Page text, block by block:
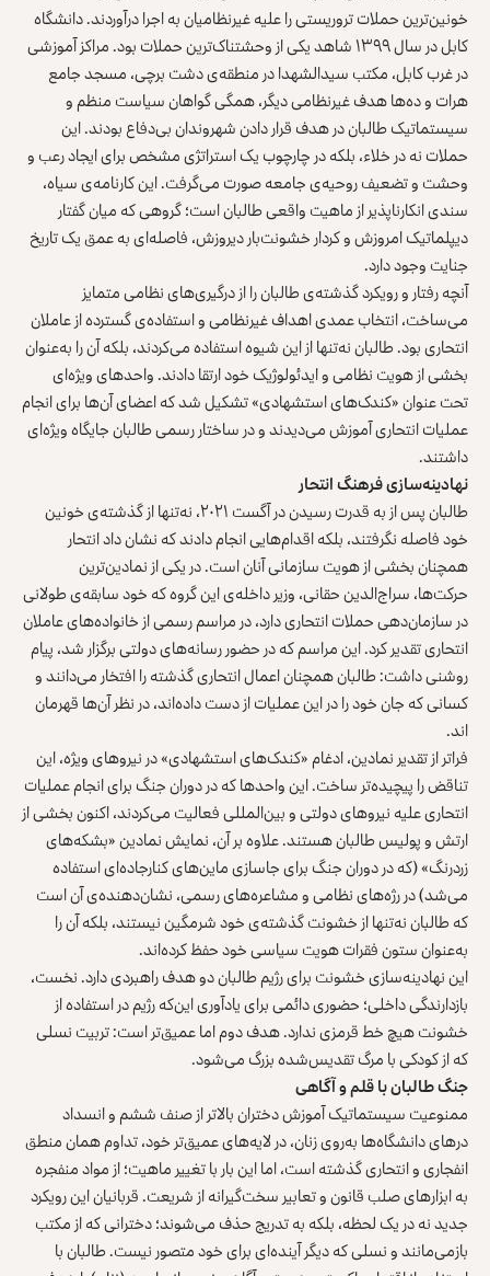
خونین‌ترین حملات تروریستی را علیه غیرنظامیان به اجرا درآوردند. دانشگاه
کابل در سال ۱۳۹۹ شاهد یکی از وحشتناک‌ترین حملات بود. مراکز آموزشی
در غرب کابل، مکتب سیدالشهدا در منطقه‌ی دشت برچی، مسجد جامع
هرات و ده‌ها هدف غیرنظامی دیگر، همگی گواهان سیاست منظم و
سیستماتیک طالبان در هدف قرار دادن شهروندان بی‌دفاع بودند. این
حملات نه در خلاء، بلکه در چارچوب یک استراتژی مشخص برای ایجاد رعب و
وحشت و تضعیف روحیه‌ی جامعه صورت می‌گرفت. این کارنامه‌ی سیاه،
سندی انکارناپذیر از ماهیت واقعی طالبان است؛ گروهی که میان گفتار
دیپلماتیک امروزش و کردار خشونت‌بار دیروزش، فاصله‌ای به عمق یک تاریخ
جنایت وجود دارد.
آنچه رفتار و رویکرد گذشته‌ی طالبان را از درگیری‌های نظامی متمایز
می‌ساخت، انتخاب عمدی اهداف غیرنظامی و استفاده‌ی گسترده از عاملان
انتحاری بود. طالبان نه‌تنها از این شیوه استفاده می‌کردند، بلکه آن را به‌عنوان
بخشی از هویت نظامی و ایدئولوژیک خود ارتقا دادند. واحدهای ویژه‌ای
تحت عنوان «کندک‌های استشهادی» تشکیل شد که اعضای آن‌ها برای انجام
عملیات انتحاری آموزش می‌دیدند و در ساختار رسمی طالبان جایگاه ویژه‌ای
داشتند.
نهادینه‌سازی فرهنگ انتحار
طالبان پس از به قدرت رسیدن در آگست ۲۰۲۱، نه‌تنها از گذشته‌ی خونین
خود فاصله نگرفتند، بلکه اقدام‌هایی انجام دادند که نشان داد انتحار
همچنان بخشی از هویت سازمانی آنان است. در یکی از نمادین‌ترین
حرکت‌ها، سراج‌الدین حقانی، وزیر داخله‌ی این گروه که خود سابقه‌ی طولانی
در سازمان‌دهی حملات انتحاری دارد، در مراسم رسمی از خانواده‌های عاملان
انتحاری تقدیر کرد. این مراسم که در حضور رسانه‌های دولتی برگزار شد، پیام
روشنی داشت: طالبان همچنان اعمال انتحاری گذشته را افتخار می‌دانند و
کسانی که جان خود را در این عملیات از دست داده‌اند، در نظر آن‌ها قهرمان‌
اند.
فراتر از تقدیر نمادین، ادغام «کندک‌های استشهادی» در نیروهای ویژه، این
تناقض را پیچیده‌تر ساخت. این واحدها که در دوران جنگ برای انجام عملیات
انتحاری علیه نیروهای دولتی و بین‌المللی فعالیت می‌کردند، اکنون بخشی از
ارتش و پولیس طالبان هستند. علاوه بر آن، نمایش نمادین «بشکه‌های
زردرنگ» (که در دوران جنگ برای جاسازی ماین‌های کنارجاده‌ای استفاده
می‌شد) در رژه‌های نظامی و مشاعره‌های رسمی، نشان‌دهنده‌ی آن است
که طالبان نه‌تنها از خشونت گذشته‌ی خود شرمگین نیستند، بلکه آن را
به‌عنوان ستون فقرات هویت سیاسی خود حفظ کرده‌اند.
این نهادینه‌سازی خشونت برای رژیم طالبان دو هدف راهبردی دارد. نخست،
بازدارندگی داخلی؛ حضوری دائمی برای یادآوری این‌که رژیم در استفاده از
خشونت هیچ خط قرمزی ندارد. هدف دوم اما عمیق‌تر است: تربیت نسلی
که از کودکی با مرگ تقدیس‌شده بزرگ می‌شود.
جنگ طالبان با قلم و آگاهی
ممنوعیت سیستماتیک آموزش دختران بالاتر از صنف ششم و انسداد
درهای دانشگاه‌ها به‌روی زنان، در لایه‌های عمیق‌تر خود، تداوم همان منطق
انفجاری و انتحاری گذشته است، اما این بار با تغییر ماهیت؛ از مواد منفجره
به ابزارهای صلب قانون و تعابیر سخت‌گیرانه از شریعت. قربانیان این رویکرد
جدید نه در یک لحظه، بلکه به‌ تدریج حذف می‌شوند؛ دخترانی که از مکتب
بازمی‌مانند و نسلی که دیگر آینده‌ای برای خود متصور نیست. طالبان با